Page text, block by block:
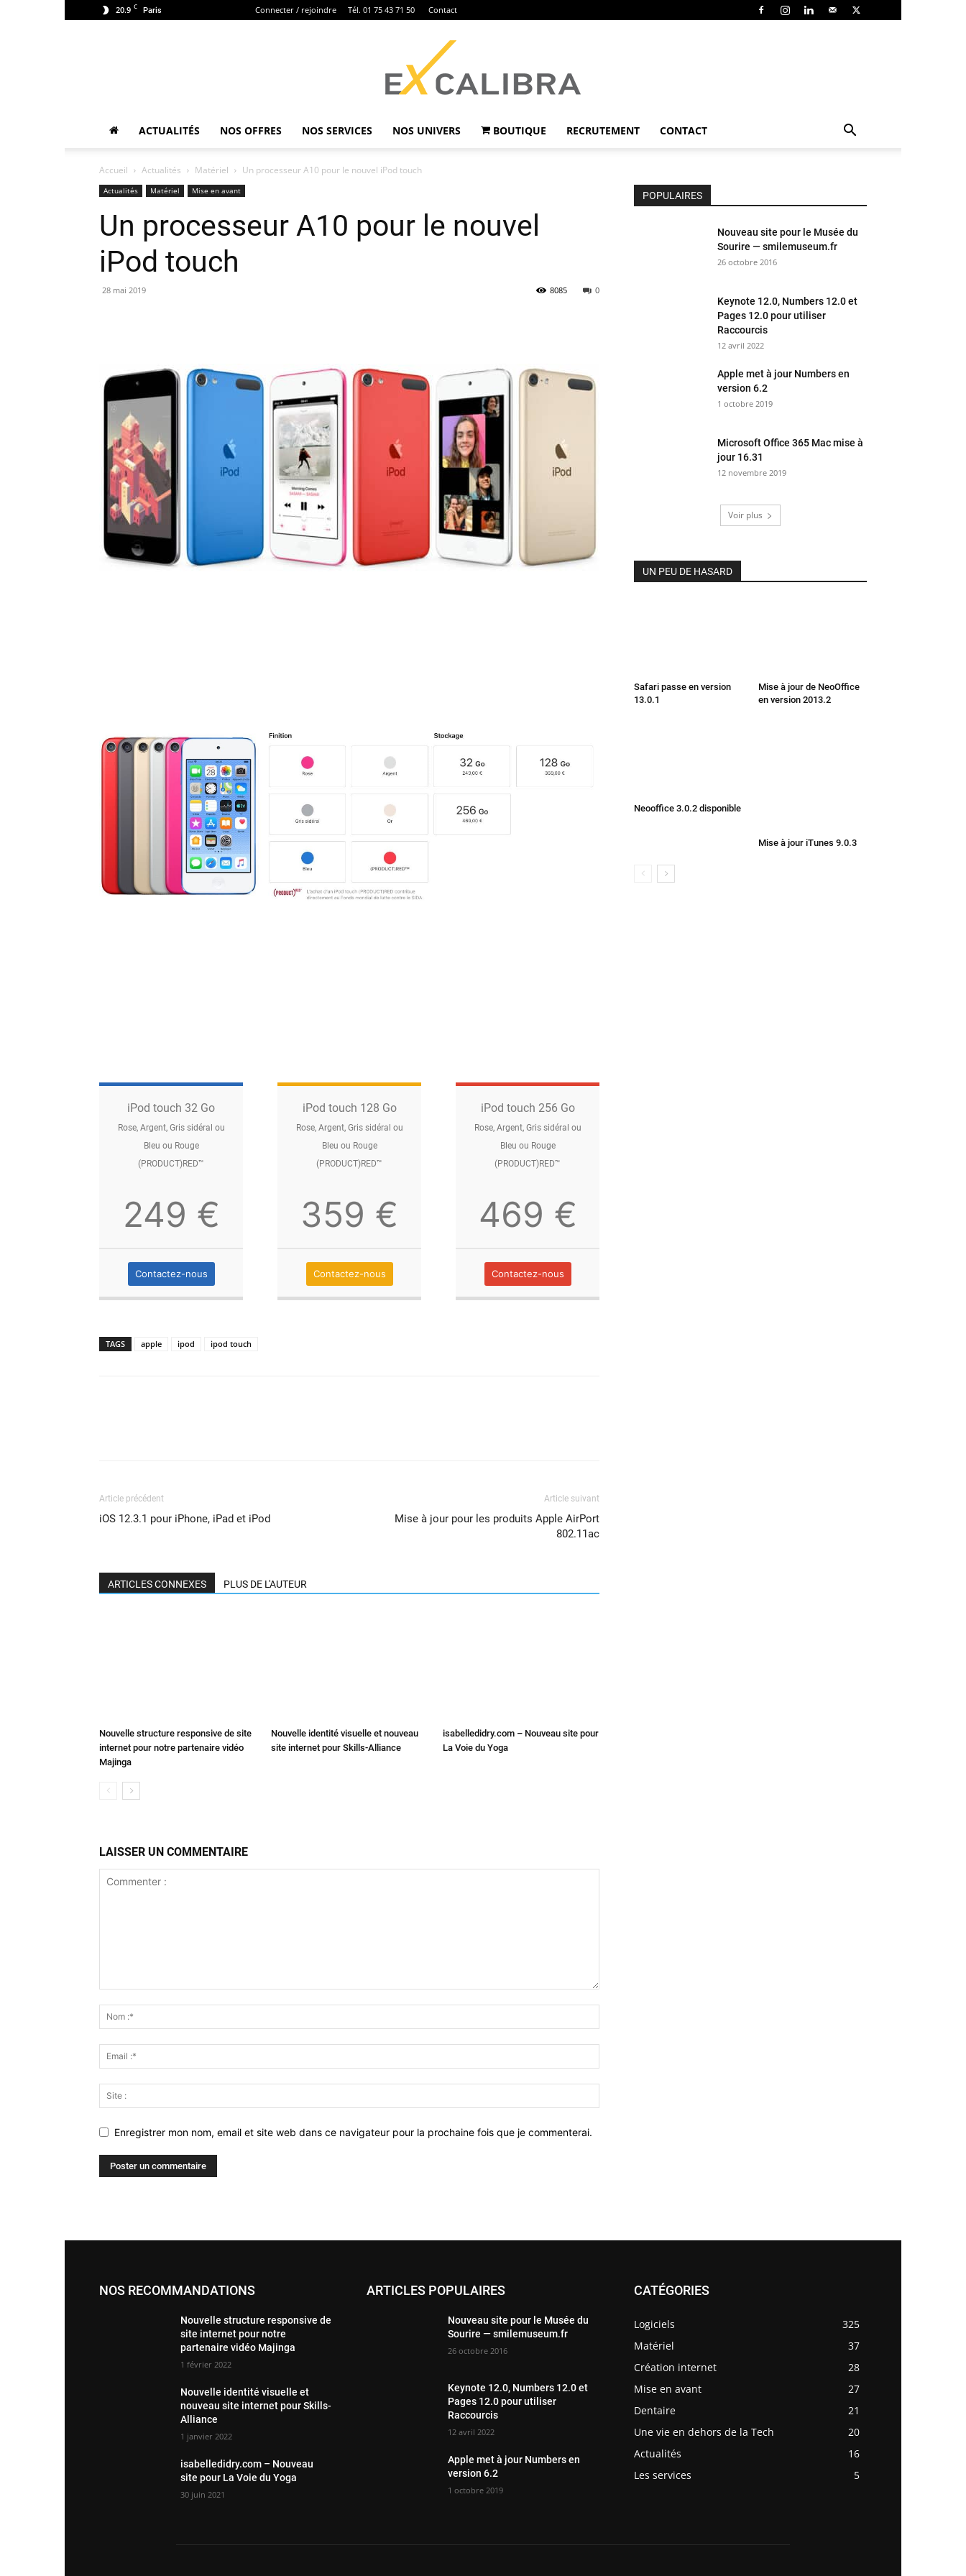
20.9 C Paris Connecter / rejoindre Tél. 01 75 43 71 50 Contact
Calibra
ACTUALITÉS NOS OFFRES NOS SERVICES NOS UNIVERS BOUTIQUE RECRUTEMENT CONTACT
Accueil Actualités Matériel Un processeur A10 pour le nouvel iPod touch
Actualités Matériel Mise en avant
Un processeur A10 pour le nouvel
iPod touch
28 mai 2019 0
8085
iPod touch 32 Go
Rose, Argent, Gris sidéral ou
Bleu ou Rouge
(PRODUCT)RED™
249 €
Con­tactez-nous
iPod touch 128 Go
Rose, Argent, Gris sidéral ou
Bleu ou Rouge
(PRODUCT)RED™
359 €
Con­tactez-nous
iPod touch 256 Go
Rose, Argent, Gris sidéral ou
Bleu ou Rouge
(PRODUCT)RED™
469 €
Con­tactez-nous
TAGS apple ipod ipod touch
Article précédent
iOS 12.3.1 pour iPhone, iPad et iPod
Article suivant
Mise à jour pour les produits Apple AirPort
802.11ac
ARTICLES CONNEXES PLUS DE L'AUTEUR
Nouvelle structure responsive de site
internet pour notre partenaire vidéo
Majinga
Nouvelle identité visuelle et nouveau
site internet pour Skills-Alliance
isabelledidry.com – Nouveau site pour
La Voie du Yoga
LAISSER UN COMMENTAIRE
Enregistrer mon nom, email et site web dans ce navigateur pour la prochaine fois que je commenterai.
POPULAIRES
Nouveau site pour le Musée du
Sourire — smilemuseum.fr
26 octobre 2016
Keynote 12.0, Numbers 12.0 et
Pages 12.0 pour utiliser
Raccourcis
12 avril 2022
Apple met à jour Numbers en
version 6.2
1 octobre 2019
Microsoft Office 365 Mac mise à
jour 16.31
12 novembre 2019
Voir plus
UN PEU DE HASARD
Safari passe en version
13.0.1
Mise à jour de NeoOffice
en version 2013.2
Neooffice 3.0.2 disponible
Mise à jour iTunes 9.0.3
NOS RECOMMANDATIONS
Nouvelle structure responsive de
site internet pour notre
partenaire vidéo Majinga
1 février 2022
Nouvelle identité visuelle et
nouveau site internet pour Skills-
Alliance
1 janvier 2022
isabelledidry.com – Nouveau
site pour La Voie du Yoga
30 juin 2021
ARTICLES POPULAIRES
Nouveau site pour le Musée du
Sourire — smilemuseum.fr
26 octobre 2016
Keynote 12.0, Numbers 12.0 et
Pages 12.0 pour utiliser
Raccourcis
12 avril 2022
Apple met à jour Numbers en
version 6.2
1 octobre 2019
CATÉGORIES
Logiciels
325
Matériel
37
Création internet
28
Mise en avant
27
Dentaire
21
Une vie en dehors de la Tech
20
Actualités
16
Les services
5